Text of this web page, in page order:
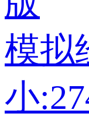
模拟
小